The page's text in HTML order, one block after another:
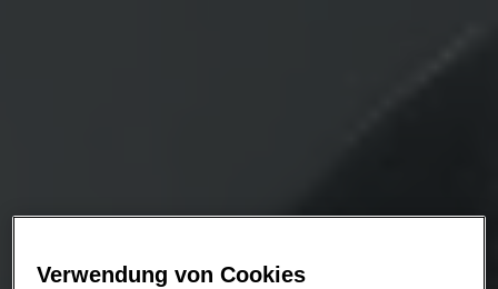
Verwendung von Cookies